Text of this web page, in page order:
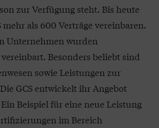
zur Verfügung steht. Bis heute
mehr als 600 Verträge vereinbaren.
Unternehmen wurden
Besonders beliebt sind
sowie Leistungen zur
GCS entwickelt ihr Angebot
Beispiel für eine neue Leistung
im Bereich